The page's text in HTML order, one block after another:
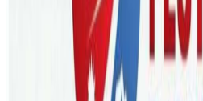
अ+